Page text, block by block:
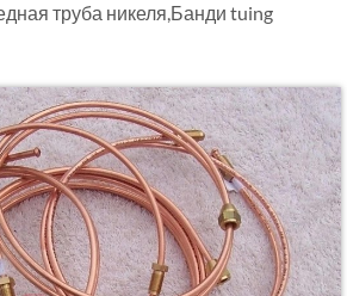
труба никеля,Банди tuing